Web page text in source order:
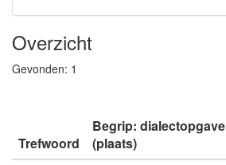
Overzicht
Gevonden: 1
Trefwoord
Begrip: dialectopgave
(plaats)